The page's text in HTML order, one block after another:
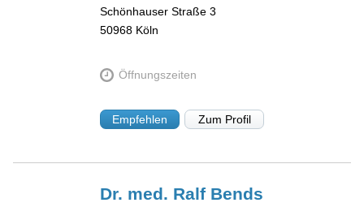
Schönhauser Straße 3
50968 Köln
Öffnungszeiten
Empfehlen Zum Profil
Dr. med. Ralf Bends